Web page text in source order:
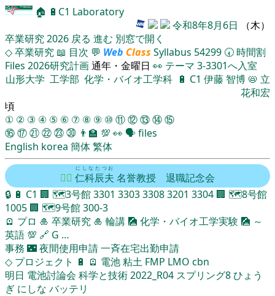
🏠 🔋 C1 Laboratory
令和8年8月6日 （木）
卒業研究2026 戻る 進む 別窓で開く
◇卒業研究 📖 目次 💬 Web Class Syllabus 54299 🕢 時間割
Files 2026研究計画通年・金曜日 👀 テーマ 3-3301へ入室
山形大学 工学部 化学・バイオ工学科 🔋 C1 伊藤 智博 📛 立
花和宏
頃
① ② ③ ④ ⑤ ⑥ ⑦ ⑧ ⑨ ⑩⑪⑫⑬⑭⑮
⑯⑰㉑㉒㉓㉚ 👨‍🏫 💯 👀 🗣️files
English korea 簡体繁体
🦸‍♂️ 仁科
にしな
辰夫
たつお
名誉教授 退職記念会
🔒 🔋 C1 🏢 🗺️3号館3301 330333083201 3304 🏢 🗺️8号館
1005 🏢 🗺️9号館300-3
🪫 プロ 🎍 卒業研究 🎍 輪講 🎑 化学・バイオ工学実験 🎑 ～
英語 💯 🔗 G …
事務 🌃夜間使用申請一斉在宅出勤申請
◇ プロジェクト 🔋 🪫 電池粘土 FMP LMO cbn
明日 電池討論会 科学と技術2022_R04 スプリング8ひょう
ぎ にしな バッテリ